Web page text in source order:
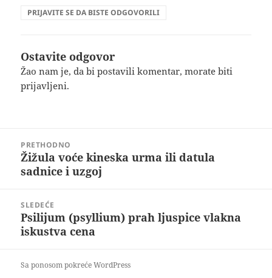
PRIJAVITE SE DA BISTE ODGOVORILI
Ostavite odgovor
Žao nam je, da bi postavili komentar, moratebiti
prijavljeni.
člankaPRETHODNO
Prethodni
članak:
Žižula voće kineska urma ili datula
sadnice i uzgoj
SLEDEĆE
Sledeći
članak:
Psilijum (psyllium) prah ljuspice vlakna
iskustva cena
Sa ponosom pokreće WordPress